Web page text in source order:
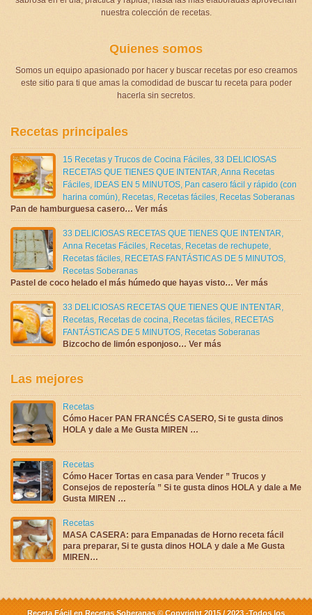
nuestra colección de recetas.
Quienes somos
Somos un equipo apasionado por hacer y buscar recetas por eso creamos
este sitio para ti que amas la comodidad de buscar tu receta para poder
hacerla sin secretos.
Recetas principales
15 Recetas y Trucos de Cocina Fáciles, 33 DELICIOSAS
RECETAS QUE TIENES QUE INTENTAR,Anna Recetas
Fáciles, IDEAS EN 5 MINUTOS, Pan casero fácil y rápido (con
harina común), Recetas, Recetas fáciles, Recetas Soberanas
Pan de hamburguesa casero… Ver más
33 DELICIOSAS RECETAS QUE TIENES QUE INTENTAR,
Anna Recetas Fáciles, Recetas, Recetas de rechupete,
Recetas fáciles, RECETAS FANTÁSTICAS DE 5 MINUTOS,
Recetas Soberanas
Pastel de coco helado el más húmedo que hayas visto… Ver más
33 DELICIOSAS RECETAS QUE TIENES QUE INTENTAR,
Recetas, Recetas de cocina, Recetas fáciles, RECETAS
FANTÁSTICAS DE 5 MINUTOS, Recetas Soberanas
Bizcocho de limón esponjoso… Ver más
Las mejores
Recetas
Cómo Hacer PAN FRANCÉS CASERO, Si te gusta dinos
HOLA y dale a Me Gusta MIREN …
Recetas
Cómo Hacer Tortas en casa para Vender ” Trucos y
Consejos de repostería ” Si te gusta dinos HOLA y dale a Me
Gusta MIREN …
Recetas
MASA CASERA: para Empanadas de Horno receta fácil
para preparar, Si te gusta dinos HOLA y dale a Me Gusta
MIREN…
Receta Fácil en Recetas Soberanas © Copyright 2015 / 2023 -Todos los